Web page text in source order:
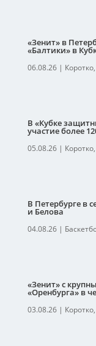
«Зенит» в
«Балтики» в
06.08.26| Коротко,
В «Кубке
участие более
05.08.26| Коротко,
В Петербурге в
и Белова
04.08.26|
«Зенит» с
«Оренбурга» в
03.08.26| Коротко,